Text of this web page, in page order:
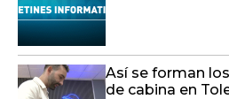
Así se forman
de cabina en